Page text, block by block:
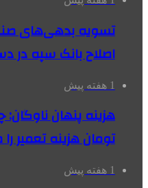
اصلاح بانک سپه در
1 هفته پیش
هزینه پنهان
تومان هزینه تعمیر
1 هفته پیش